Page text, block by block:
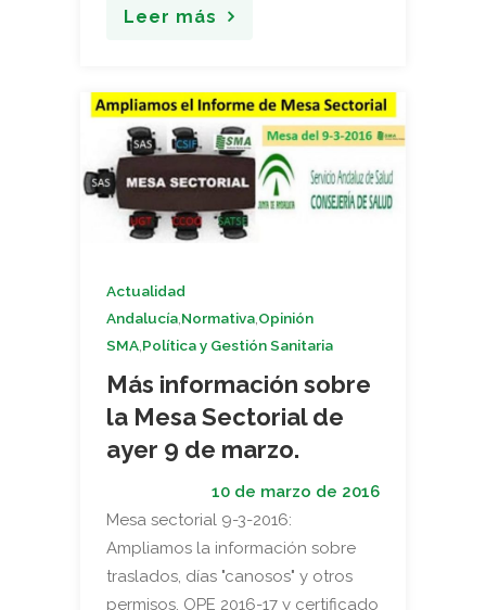
Leer más
Actualidad
Andalucía Normativa Opinión
SMA Política y Gestión Sanitaria
Más información sobre
la Mesa Sectorial de
ayer 9 de marzo.
10 de marzo de 2016
Mesa sectorial 9-3-2016:
Ampliamos la información sobre
traslados, días "canosos" y otros
permisos, OPE 2016-17 y certificado